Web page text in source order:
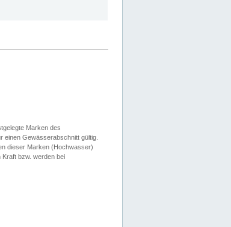
Marken des
einen Gewässerabschnitt gültig.
dieser Marken (Hochwasser)
bzw. werden bei